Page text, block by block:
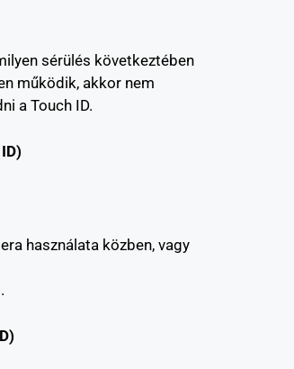
sérülés következtében
működik, akkor nem
a Touch ID.
használata közben, vagy